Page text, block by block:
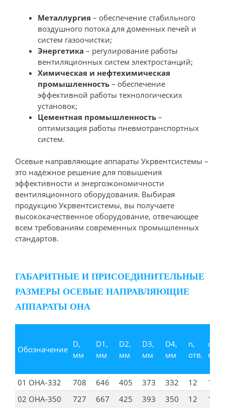
Металлургия – обеспечение стабильного
воздушного потока для доменных печей и
систем газоочистки;
Энергетика – регулирование работы
вентиляционных систем электростанций;
Химическая и нефтехимическая
промышленность – обеспечение
эффективной работы технологических
установок;
Цементная промышленность –
оптимизация работы пневмотранспортных
систем.
Осевые направляющие аппараты Укрвентсистемы –
это надёжное решение для повышения
эффективности и энергоэкономичности
вентиляционного оборудования. Выбирая
продукцию Укрвентсистемы, вы получаете
высококачественное оборудование, отвечающее
всем требованиям современных промышленных
стандартов.
ГАБАРИТНЫЕ И ПРИСОЕДИНИТЕЛЬНЫЕ
РАЗМЕРЫ ОСЕВЫЕ НАПРАВЛЯЮЩИЕ
АППАРАТЫ ОНА
Обозначение
D,
мм
D1,
мм
D2,
мм
D3,
мм
D4,
мм
n,
отв.
d,
мм
01 ОНА-332 708 646 405 373 332 12 14
02 ОНА-350
727 667 425 393 350 12 14